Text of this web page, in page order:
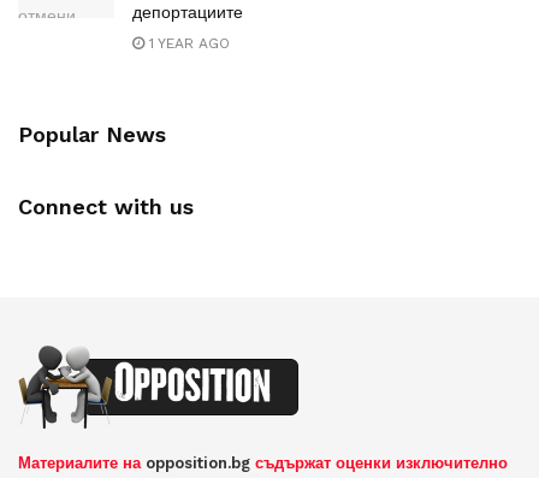
депортациите
1 YEAR AGO
Popular News
Connect with us
Материалите на opposition.bg съдържат оценки изключително